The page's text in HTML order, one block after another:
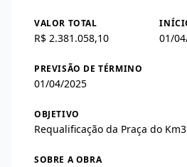
VALOR TOTAL
R$ 2.381.058,10 01/
PREVISÃO DE TÉRMINO
01/04/2025
OBJETIVO
Requalificação da Praça do Km3
SOBRE A OBRA